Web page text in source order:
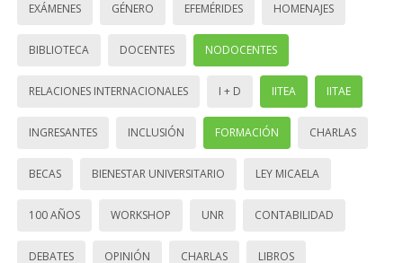
EXÁMENES GÉNERO EFEMÉRIDES HOMENAJES
BIBLIOTECA DOCENTES NODOCENTES
RELACIONES INTERNACIONALES I + D IITEA IITAE
INGRESANTES INCLUSIÓN FORMACIÓN CHARLAS
BECAS BIENESTAR UNIVERSITARIO LEY MICAELA
100 AÑOS WORKSHOP UNR CONTABILIDAD
DEBATES OPINIÓN CHARLAS LIBROS